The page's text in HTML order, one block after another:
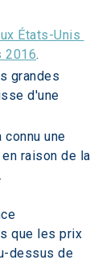
États-Unis
2016.
grandes
d'une
une
raison de la
que les prix
dessus de